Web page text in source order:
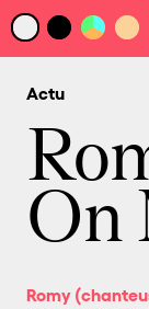
Actu
On
Romy